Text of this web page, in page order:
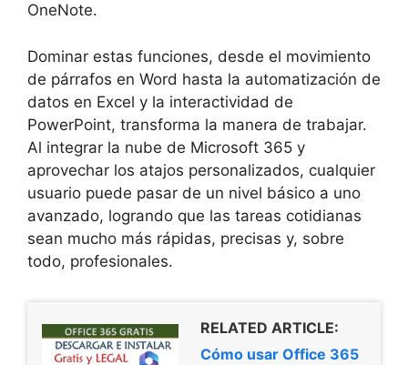
OneNote.
Dominar estas funciones, desde el movimiento
de párrafos en Word hasta la automatización de
datos en Excel y la interactividad de
PowerPoint, transforma la manera de trabajar.
Al integrar la nube de Microsoft 365 y
aprovechar los atajos personalizados, cualquier
usuario puede pasar de un nivel básico a uno
avanzado, logrando que las tareas cotidianas
sean mucho más rápidas, precisas y, sobre
todo, profesionales.
RELATED ARTICLE:
Cómo usar Office 365